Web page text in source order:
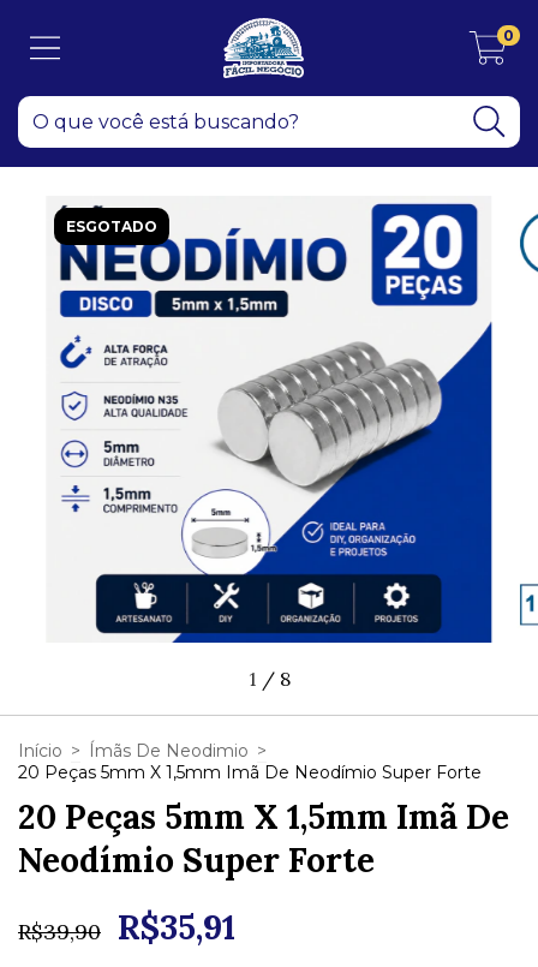
0
ESGOTADO
1 / 8
Início > Ímãs De Neodimio >
20 Peças 5mm X 1,5mm Imã De Neodímio Super Forte
20 Peças 5mm X 1,5mm Imã De
Neodímio Super Forte
R$39,90 R$35,91